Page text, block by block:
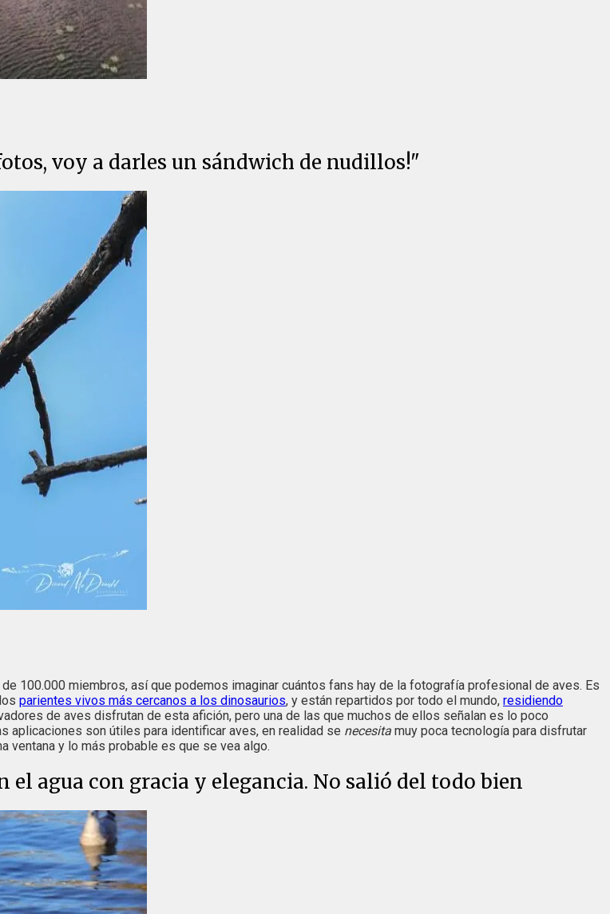
voy a darles un sándwich de nudillos!"
100.000 miembros, así que podemos imaginar cuántos fans hay de la fotografía profesional de aves. Es
parientes vivos más cercanos a los dinosaurios, y están repartidos por todo el mundo, residiendo
de aves disfrutan de esta afición, pero una de las que muchos de ellos señalan es lo poco
aplicaciones son útiles para identificar aves, en realidad se necesita muy poca tecnología para disfrutar
ventana y lo más probable es que se vea algo.
agua con gracia y elegancia. No salió del todo bien